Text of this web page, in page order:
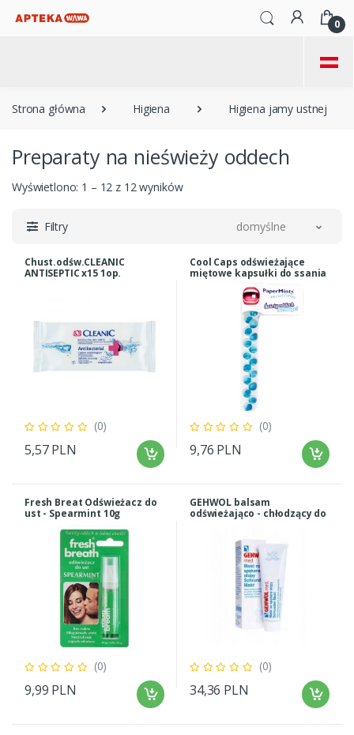
0
=
Strona główna Higiena Higiena jamy ustnej
Preparaty na nieświeży oddech
Wyświetlono: 1 – 12 z 12 wyników
Filtry domyślne
Chust.odśw.CLEANIC
ANTISEPTIC x15 1op.
(0)
5,57 PLN
Cool Caps odświeżające
miętowe kapsułki do ssania
bez cukru 18 kuleczek
(0)
9,76 PLN
Fresh Breat Odświeżacz do
ust - Spearmint 10g
(0)
9,99 PLN
GEHWOL balsam
odświeżająco - chłodzący do
(0)
34,36 PLN